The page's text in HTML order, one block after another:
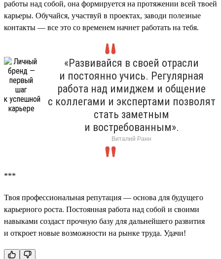
работы над собой, она формируется на протяжении всей твоей
карьеры. Обучайся, участвуй в проектах, заводи полезные
контакты — все это со временем начнет работать на тебя.
«Развивайся в своей отрасли
и постоянно учись. Регулярная
работа над имиджем и общение
с коллегами и экспертами позволят
стать заметным
и востребованным».
Виталий Ранн
***
Твоя профессиональная репутация — основа для будущего
карьерного роста. Постоянная работа над собой и своими
навыками создаст прочную базу для дальнейшего развития
и откроет новые возможности на рынке труда. Удачи!